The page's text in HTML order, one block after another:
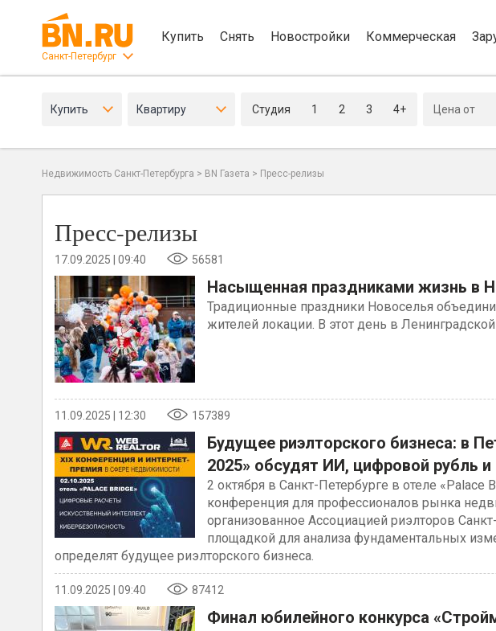
Санкт-Петербург
Купить Снять Новостройки Коммерческая
Купить Квартиру Студия 1 2 3 4+
Недвижимость Санкт-Петербурга > BN Газета > Пресс-релизы
Пресс-релизы
17.09.2025 | 09:40 56581
Насыщенная праздниками жизнь в
Традиционные праздники Новоселья
жителей локации. В этот день в
11.09.2025 | 12:30 157389
Будущее риэлторского бизнеса: в
2025» обсудят ИИ, цифровой рубль
2 октября в Санкт-Петербурге в отеле «Palace
конференция для профессионалов рынка
организованное Ассоциацией риэлторов
площадкой для анализа фундаментальных
определят будущее риэлторского бизнеса.
11.09.2025 | 09:40 87412
Финал юбилейного конкурса